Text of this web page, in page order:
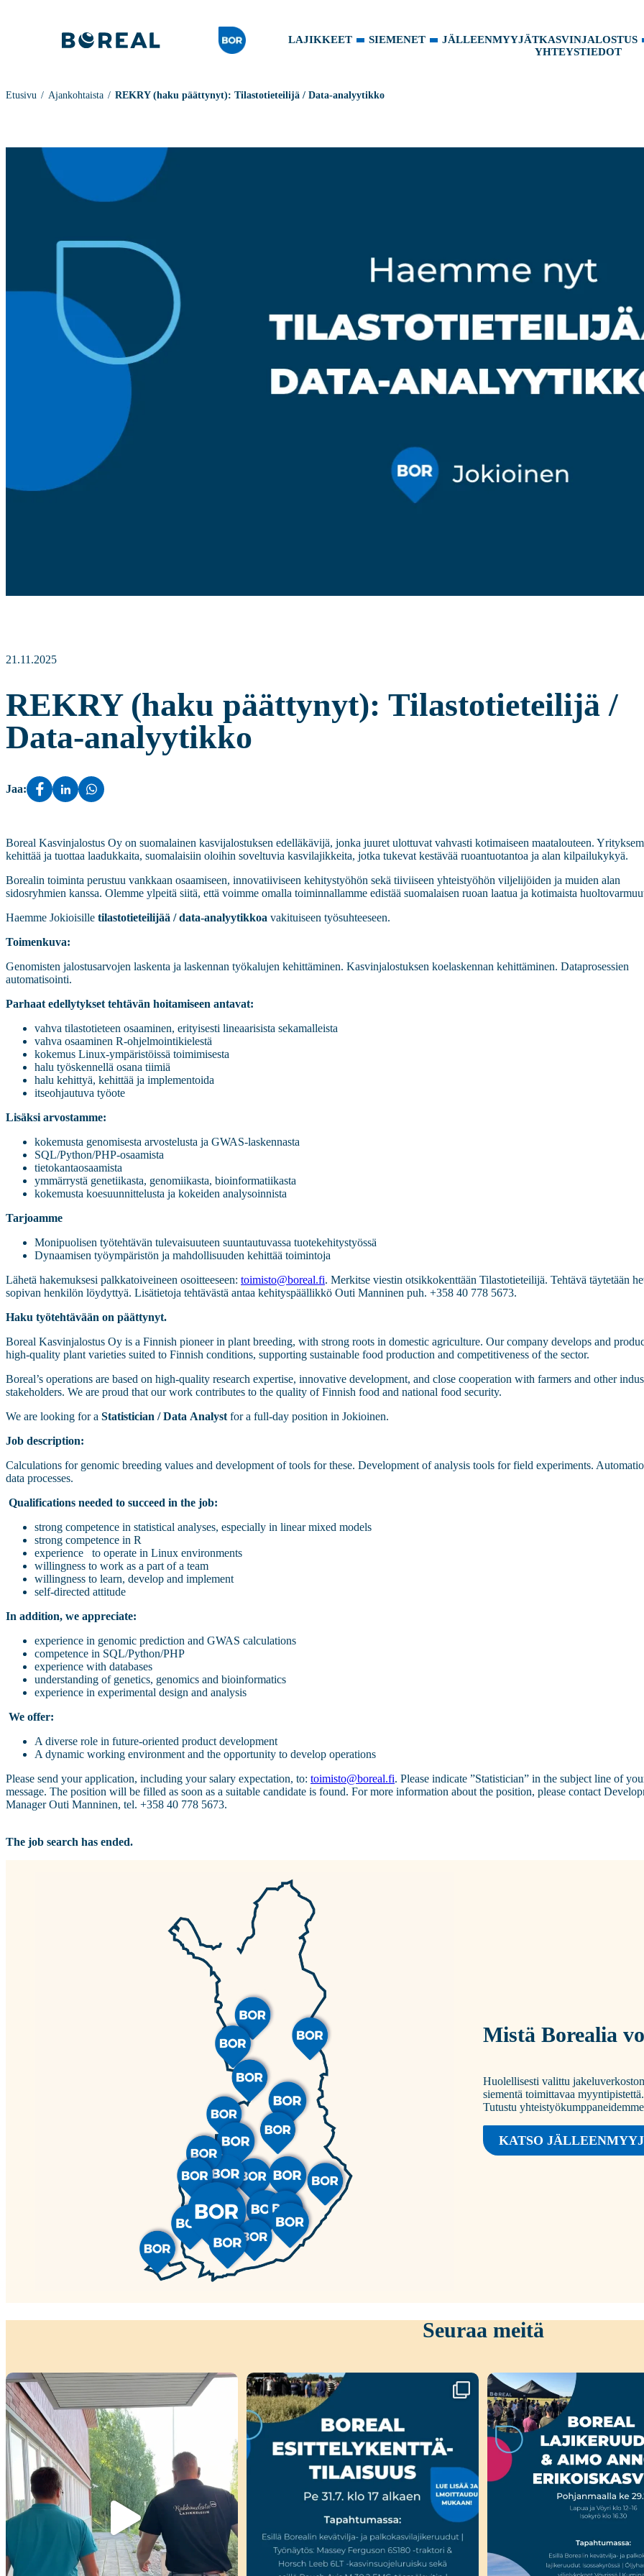
LAJIKKEET SIEMENET JÄLLEENMYYJÄTKASVINJALOSTUS
YHTEYSTIEDOT
Etusivu Ajankohtaista REKRY (haku päättynyt): Tilastotieteilijä / Data-analyytikko
21.11.2025
REKRY (haku päättynyt): Tilastotieteilijä /
Data-analyytikko
Jaa:
Boreal Kasvinjalostus Oy on suomalainen kasvijalostuksen edelläkävijä, jonka juuret ulottuvat vahvasti kotimaiseen maatalouteen.
kehittää ja tuottaa laadukkaita, suomalaisiin oloihin soveltuvia kasvilajikkeita, jotka tukevat kestävää ruoantuotantoa ja alan kilpailukykyä.
Borealin toiminta perustuu vankkaan osaamiseen, innovatiiviseen kehitystyöhön sekä tiiviiseen yhteistyöhön viljelijöiden ja muiden alan
sidosryhmien kanssa. Olemme ylpeitä siitä, että voimme omalla toiminnallamme edistää suomalaisen ruoan laatua ja kotimaista
Haemme Jokioisille tilastotieteilijää / data-analyytikkoa vakituiseen työsuhteeseen.
Toimenkuva:
Genomisten jalostusarvojen laskenta ja laskennan työkalujen kehittäminen. Kasvinjalostuksen koelaskennan kehittäminen. Dataprosessien
automatisointi.
Parhaat edellytykset tehtävän hoitamiseen antavat:
vahva tilastotieteen osaaminen, erityisesti lineaarisista sekamalleista
vahva osaaminen R-ohjelmointikielestä
kokemus Linux-ympäristöissä toimimisesta
halu työskennellä osana tiimiä
halu kehittyä, kehittää ja implementoida
itseohjautuva työote
Lisäksi arvostamme:
kokemusta genomisesta arvostelusta ja GWAS-laskennasta
SQL/Python/PHP-osaamista
tietokantaosaamista
ymmärrystä genetiikasta, genomiikasta, bioinformatiikasta
kokemusta koesuunnittelusta ja kokeiden analysoinnista
Tarjoamme
Monipuolisen työtehtävän tulevaisuuteen suuntautuvassa tuotekehitystyössä
Dynaamisen työympäristön ja mahdollisuuden kehittää toimintoja
Lähetä hakemuksesi palkkatoiveineen osoitteeseen: toimisto@boreal.fi. Merkitse viestin otsikkokenttään Tilastotieteilijä. Tehtävä täytetään
sopivan henkilön löydyttyä. Lisätietoja tehtävästä antaa kehityspäällikkö Outi Manninen puh. +358 40 778 5673.
Haku työtehtävään on päättynyt.
Boreal Kasvinjalostus Oy is a Finnish pioneer in plant breeding, with strong roots in domestic agriculture. Our company develops and
high-quality plant varieties suited to Finnish conditions, supporting sustainable food production and competitiveness of the sector.
Boreal’s operations are based on high-quality research expertise, innovative development, and close cooperation with farmers and other
stakeholders. We are proud that our work contributes to the quality of Finnish food and national food security.
We are looking for a Statistician / Data Analyst for a full-day position in Jokioinen.
Job description:
Calculations for genomic breeding values and development of tools for these. Development of analysis tools for field experiments.
data processes.
Qualifications needed to succeed in the job:
strong competence in statistical analyses, especially in linear mixed models
strong competence in R
experience to operate in Linux environments
willingness to work as a part of a team
willingness to learn, develop and implement
self-directed attitude
In addition, we appreciate:
experience in genomic prediction and GWAS calculations
competence in SQL/Python/PHP
experience with databases
understanding of genetics, genomics and bioinformatics
experience in experimental design and analysis
We offer:
A diverse role in future-oriented product development
A dynamic working environment and the opportunity to develop operations
Please send your application, including your salary expectation, to: toimisto@boreal.fi. Please indicate ”Statistician” in the subject line of
message. The position will be filled as soon as a suitable candidate is found. For more information about the position, please contact
Manager Outi Manninen, tel. +358 40 778 5673.
The job search has ended.
Mistä Borealia
Huolellisesti valittu
siementä toimittavaa myyntipistettä.
Tutustu
KATSO
Seuraa meitä
Kiitokset viime viikon peltopäivillemme ...
34
🌾 Perjantaina Liedossa luvassa lajikeuutuuksia,
Ensi viikolla Pohjanmaalla
23 0